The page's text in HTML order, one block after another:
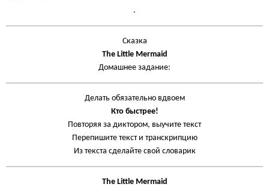
.
Сказка
The Little Mermaid
Домашнее задание:
Делать обязательно вдвоем
Кто быстрее!
Повторяя за диктором, выучите текст
Перепишите текст и транскрипцию
Из текста сделайте свой словарик
The Little Mermaid